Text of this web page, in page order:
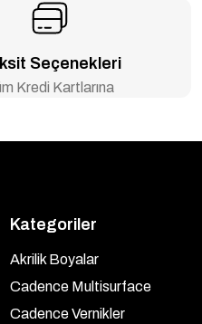
Seçenekleri
Kredi Kartlarına
Kategoriler
Akrilik Boyalar
Cadence Multisurface
Cadence Vernikler